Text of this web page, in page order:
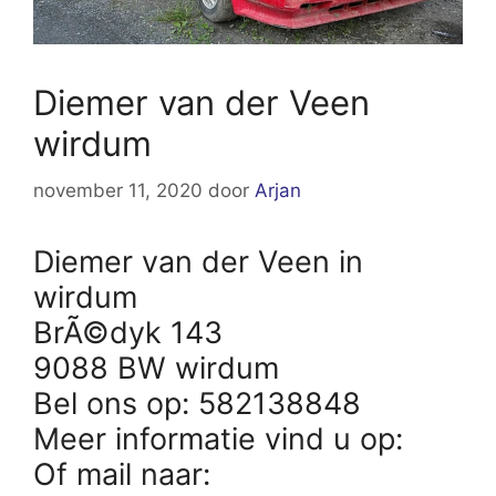
Diemer van der Veen
wirdum
november 11, 2020 door Arjan
Diemer van der Veen in
wirdum
BrÃ©dyk 143
9088 BW wirdum
Bel ons op: 582138848
Meer informatie vind u op:
Of mail naar: